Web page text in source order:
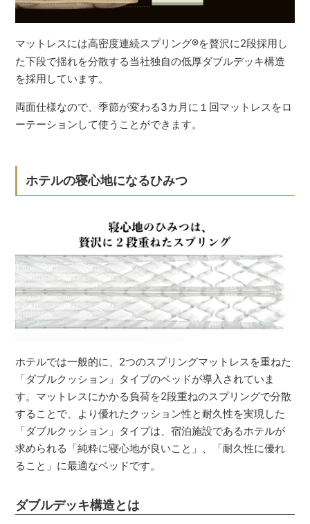
マットレスには高密度連続スプリング®を贅沢に2段採用し
た下段で揺れを分散する当社独自の低厚ダブルデッキ構造
を採用しています。
両面仕様なので、季節が変わる3カ月に１回マットレスをロ
ーテーションして使うことができます。
ホテルの寝心地になるひみつ
ホテルでは一般的に、2つのスプリングマットレスを重ねた
「ダブルクッション」タイプのベッドが導入されていま
す。マットレスにかかる負荷を2段重ねのスプリングで分散
することで、より優れたクッション性と耐久性を実現した
「ダブルクッション」タイプは、宿泊施設であるホテルが
求められる「純粋に寝心地が良いこと」、「耐久性に優れ
ること」に最適なベッドです。
ダブルデッキ構造とは